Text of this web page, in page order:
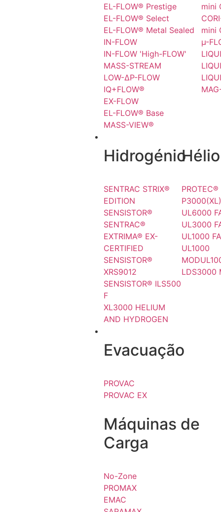
EL-FLOW® Prestige
EL-FLOW® Select
EL-FLOW® Metal Sealed
IN-FLOW
IN-FLOW 'High-FLOW'
MASS-STREAM
LOW-ΔP-FLOW
IQ+FLOW®
EX-FLOW
EL-FLOW® Base
MASS-VIEW®
mini
mini
µ-
Hidrogénio
SENTRAC STRIX®
EDITION
SENSISTOR®
SENTRAC®
EXTRIMA® EX-
CERTIFIED
SENSISTOR®
XRS9012
SENSISTOR® ILS500
F
XL3000 HELIUM
AND HYDROGEN
Hélio
PROTEC®
P3000(XL)
UL6000
UL3000
UL1000
UL1000
LDS3000
Evacuação
PROVAC
PROVAC EX
Máquinas de
Carga
No-Zone
PROMAX
EMAC